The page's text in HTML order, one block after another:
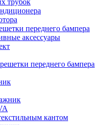
трубок
переднего бампера
аксессуары
переднего бампера
кантом